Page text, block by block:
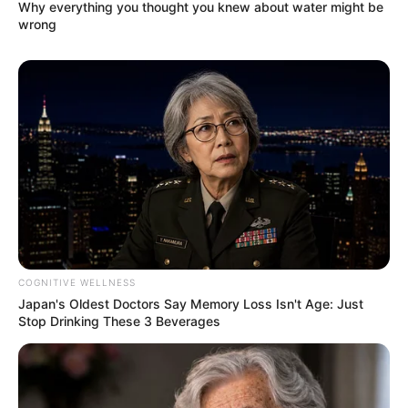
Profesi: Aktris
Jella Haase Official
Twitter:
Instagram:
@jella_h
TikTok: –
YouTube: –
Fakta Menarik
Sering menggunakan Instagram-nya untuk mempromosikan dan
mendukung berbagai merek seperti Kate Spade New York dan
Etienne Aigner AG.
Ibunya, Camilla Haase, adalah seorang dokter gigi.
Ia pirang alami.
Why everything you thought you knew about water might be
wrong
COGNITIVE WELLNESS
Japan's Oldest Doctors Say Memory Loss Isn't Age: Just
Stop Drinking These 3 Beverages